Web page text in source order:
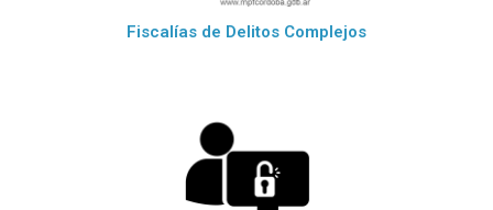
Fiscalías de Delitos Complejos